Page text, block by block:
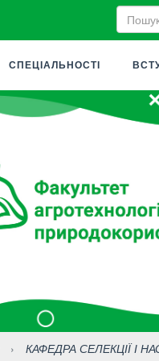
СПЕЦІАЛЬНОСТІ
› КАФЕДРА СЕЛЕКЦІЇ І